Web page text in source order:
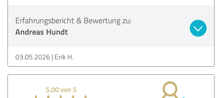
Erfahrungsbericht & Bewertung zu:
Andreas Hundt
03.05.2026 Erik H.
5,00 von 5